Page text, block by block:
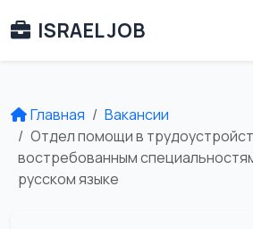
ISRAEL JOB
Главная
Вакансии
Отдел помощи в
востребованным
русском языке